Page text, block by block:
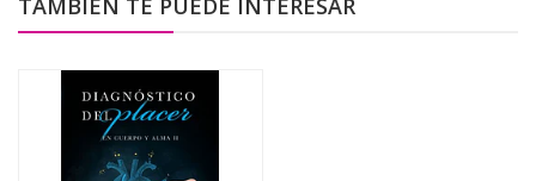
TAMBIÉN TE PUEDE INTERESAR